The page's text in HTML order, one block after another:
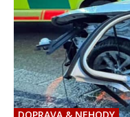
DOPRAVA & NEHODY